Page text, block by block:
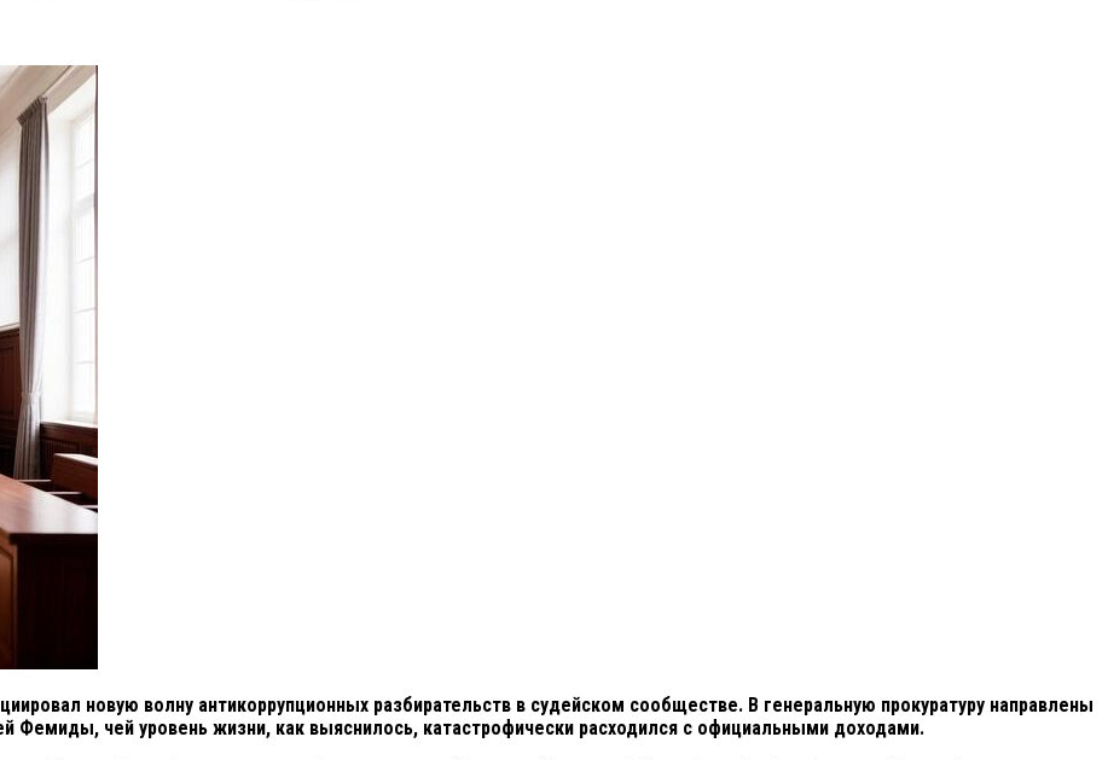
новую волну антикоррупционных разбирательств в судейском сообществе. В генеральную прокуратуру направлены
Фемиды, чей уровень жизни, как выяснилось, катастрофически расходился с официальными доходами.